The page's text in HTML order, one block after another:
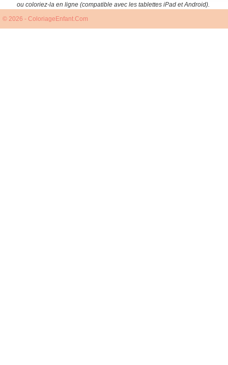
ou coloriez-la en ligne (compatible avec les tablettes iPad et Android).
© 2026 - ColoriageEnfant.Com